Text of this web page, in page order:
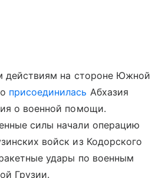
действиям на стороне Южной
присоединилась Абхазия
о военной помощи.
силы начали операцию
войск из Кодорского
удары по военным
Грузии.